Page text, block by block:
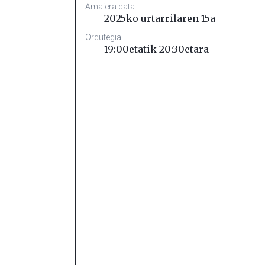
Amaiera data
2025ko urtarrilaren 15a
Ordutegia
19:00etatik 20:30etara